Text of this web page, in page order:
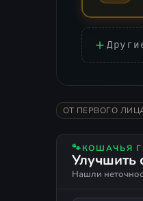
ОТ ПЕРВОГО
🐾КОШАЧЬЯ
Улучшить
Нашли